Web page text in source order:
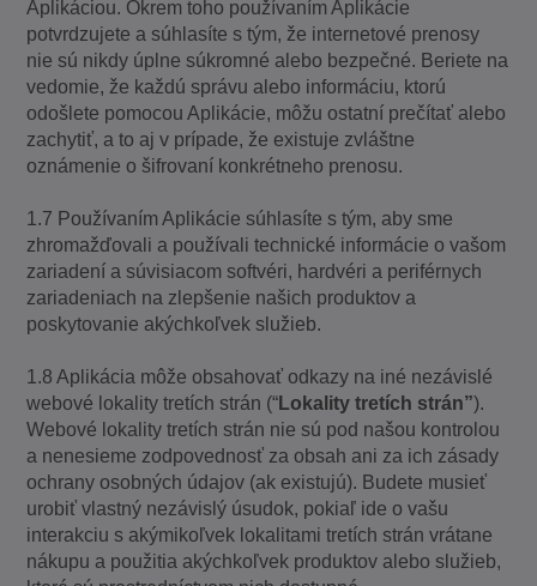
Aplikáciou. Okrem toho používaním Aplikácie
potvrdzujete a súhlasíte s tým, že internetové prenosy
nie sú nikdy úplne súkromné alebo bezpečné. Beriete na
vedomie, že každú správu alebo informáciu, ktorú
odošlete pomocou Aplikácie, môžu ostatní prečítať alebo
zachytiť, a to aj v prípade, že existuje zvláštne
oznámenie o šifrovaní konkrétneho prenosu.
1.7 Používaním Aplikácie súhlasíte s tým, aby sme
zhromažďovali a používali technické informácie o vašom
zariadení a súvisiacom softvéri, hardvéri a periférnych
zariadeniach na zlepšenie našich produktov a
poskytovanie akýchkoľvek služieb.
1.8 Aplikácia môže obsahovať odkazy na iné nezávislé
webové lokality tretích strán (“Lokality tretích strán”).
Webové lokality tretích strán nie sú pod našou kontrolou
a nenesieme zodpovednosť za obsah ani za ich zásady
ochrany osobných údajov (ak existujú). Budete musieť
urobiť vlastný nezávislý úsudok, pokiaľ ide o vašu
interakciu s akýmikoľvek lokalitami tretích strán vrátane
nákupu a použitia akýchkoľvek produktov alebo služieb,